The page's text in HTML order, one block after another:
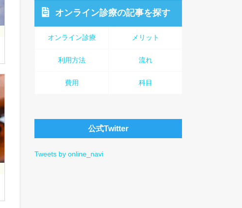
オンライン診療の記事を探す
オンライン診療 メリット
利用方法 流れ
費用 科目
公式Twitter
Tweets by online_navi